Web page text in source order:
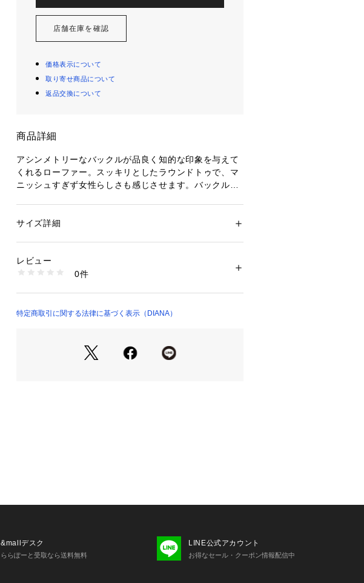
店舗在庫を確認
価格表示について
取り寄せ商品について
返品交換について
商品詳細
アシンメトリーなバックルが品良く知的な印象を与えて
くれるローファー。スッキリとしたラウンドトゥで、マ
ニッシュすぎず女性らしさも感じさせます。バックルに
ことで金具の存在感との絶妙なバランスに。
性別：レディース
商品番号：
WD43376 （ショップ）
サイズ詳細
レビュー
0件
特定商取引に関する法律に基づく表示（DIANA）
&mallデスク
ららぽーと受取なら送料無料
LINE公式アカウント
お得なセール・クーポン情報配信中